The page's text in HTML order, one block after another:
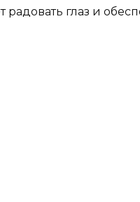
глаз и